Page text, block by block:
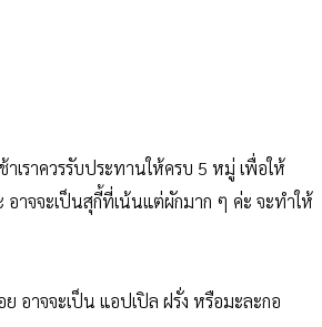
เราควรรับประทานให้ครบ 5 หมู่ เพื่อให้
อาจจะเป็นสุกี้ที่เน้นแต่ผักมาก ๆ ค่ะ จะทำให้
อาจจะเป็น แอปเปิล ฝรั่ง หรือมะละกอ